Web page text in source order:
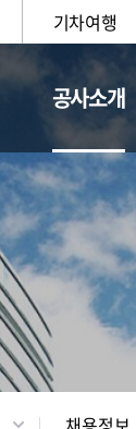
기차여행
공사소개
일반현황